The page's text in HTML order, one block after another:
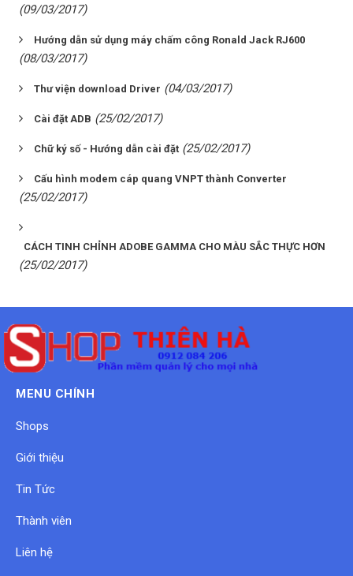
(09/03/2017)
Hướng dẫn sử dụng máy chấm công Ronald Jack RJ600
(08/03/2017)
Thư viện download Driver (04/03/2017)
Cài đặt ADB (25/02/2017)
Chữ ký số - Hướng dẫn cài đặt (25/02/2017)
Cấu hình modem cáp quang VNPT thành Converter
(25/02/2017)
CÁCH TINH CHỈNH ADOBE GAMMA CHO MÀU SẮC THỰC HƠN
(25/02/2017)
MENU CHÍNH
Shops
Giới thiệu
Tin Tức
Thành viên
Liên hệ